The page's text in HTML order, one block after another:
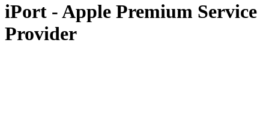
iPort - Apple Premium Service
Provider